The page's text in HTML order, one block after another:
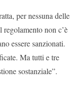
per nessuna delle
non c’è
essere sanzionati.
Ma tutti e tre
sostanziale”.